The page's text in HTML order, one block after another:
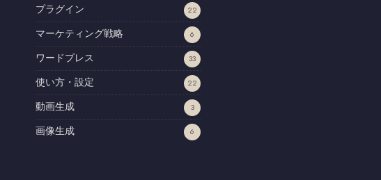
プラグイン 22
マーケティング戦略 6
ワードプレス 33
使い方・設定 22
動画生成 3
画像生成 6